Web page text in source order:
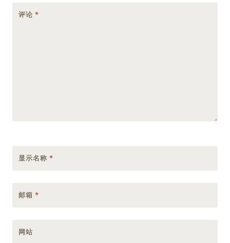
评论 *
显示名称 *
邮箱 *
网站